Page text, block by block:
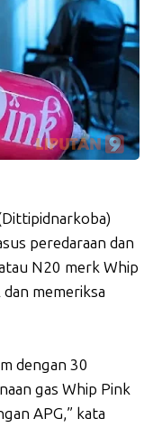
peredaraan dan
N20 merk Whip
memeriksa
dengan 30
gas Whip Pink
APG,” kata